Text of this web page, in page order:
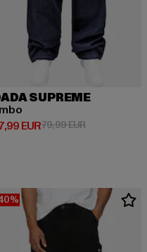
EUR
SUPREME
EUR Preis: 47,99 EUR
79,99 EURAktionspreis: